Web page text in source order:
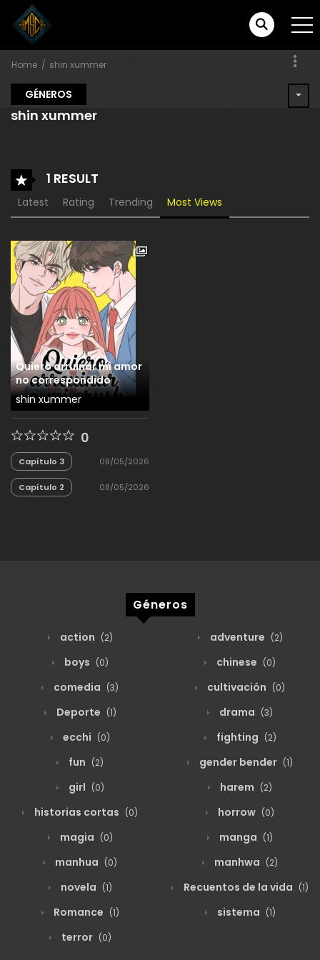
Home shin xummer
GÉNEROS
shin xummer
1 RESULT
Latest Rating Trending Most Views
Quiero arruinar mi amor
no correspondido
shin xummer
0
Capítulo 3 08/05/2026
Capítulo 2 08/05/2026
Géneros
action (2) adventure (2)
boys (0) chinese (0)
comedia (3) cultivación (0)
Deporte (1) drama (3)
ecchi (0) fighting (2)
fun (2) gender bender (1)
girl (0) harem (2)
historias cortas (0) horrow (0)
magia (0) manga (1)
manhua (0) manhwa (2)
novela (1) Recuentos de la vida (1)
Romance (1) sistema (1)
terror (0)